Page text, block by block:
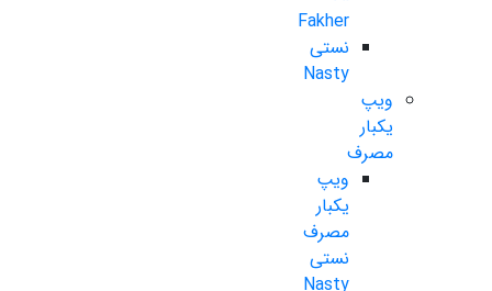
Fakher
نستی
Nasty
ویپ
یکبار
مصرف
ویپ
یکبار
مصرف
نستی
Nasty